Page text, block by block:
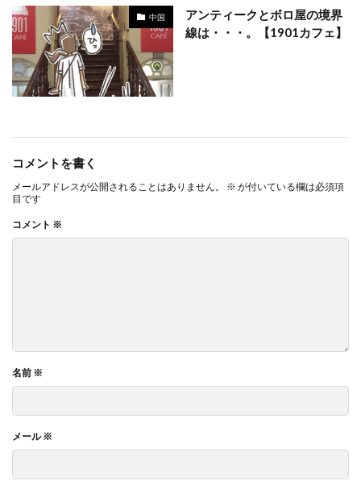
中国
アンティークとボロ屋の境界
線は・・・。【1901カフェ】
コメントを書く
メールアドレスが公開されることはありません。 ※ が付いている欄は必須項
目です
コメント ※
名前 ※
メール※